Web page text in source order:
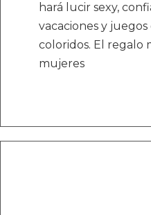
hará lucir sexy,
vacaciones y
coloridos. El regalo
mujeres